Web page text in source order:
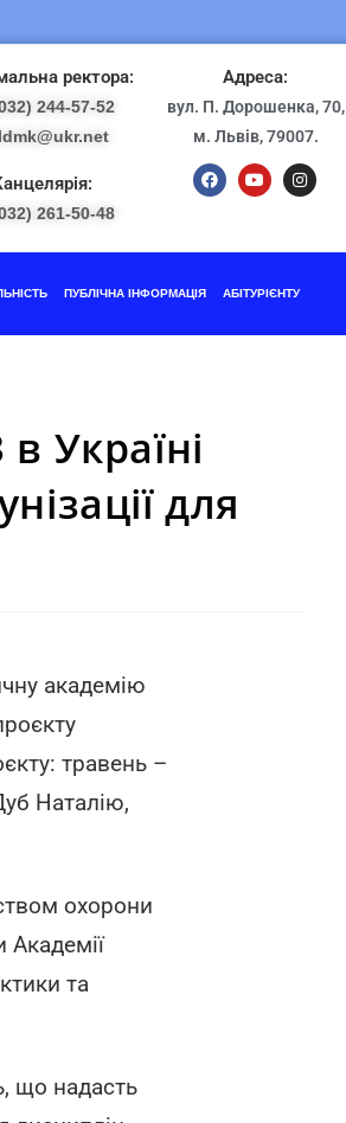
ректора:
244-57-52
261-50-48
Адреса:
вул. П. Дорошенка, 70,
м. Львів, 79007.
ПУБЛІЧНА ІНФОРМАЦІЯ АБІТУРІЄНТУ
Україні
для
академію
травень –
Наталію,
охорони
Академії
та
що надасть